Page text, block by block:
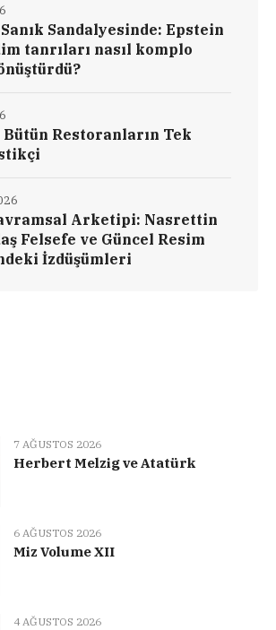
Sandalyesinde: Epstein
tanrıları nasıl komplo
Restoranların Tek
Arketipi: Nasrettin
Felsefe ve Güncel Resim
İzdüşümleri
7 AĞUSTOS 2026
Herbert Melzig ve Atatürk
6 AĞUSTOS 2026
Miz Volume XII
4 AĞUSTOS 2026